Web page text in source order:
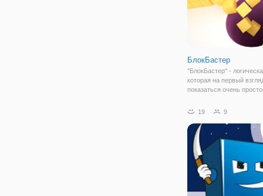
БлокБастер
"БлокБастер" -
которая на первый
показаться очень
чем заключается суть
разноцветные блоки,
образуют ту
19 9